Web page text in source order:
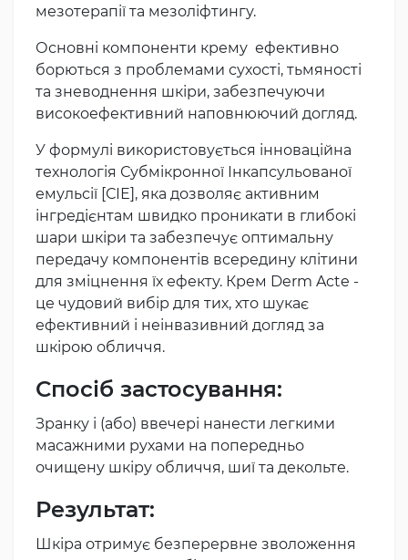
мезотерапії та мезоліфтингу.
Основні компоненти крему ефективно
борються з проблемами сухості, тьмяності
та зневоднення шкіри, забезпечуючи
високоефективний наповнюючий догляд.
У формулі використовується інноваційна
технологія Субмікронної Інкапсульованої
емульсії [СІЕ], яка дозволяє активним
інгредієнтам швидко проникати в глибокі
шари шкіри та забезпечує оптимальну
передачу компонентів всередину клітини
для зміцнення їх ефекту. Крем Derm Acte -
це чудовий вибір для тих, хто шукає
ефективний і неінвазивний догляд за
шкірою обличчя.
Спосіб застосування:
Зранку і (або) ввечері нанести легкими
масажними рухами на попередньо
очищену шкіру обличчя, шиї та декольте.
Результат:
Шкіра отримує безперервне зволоження